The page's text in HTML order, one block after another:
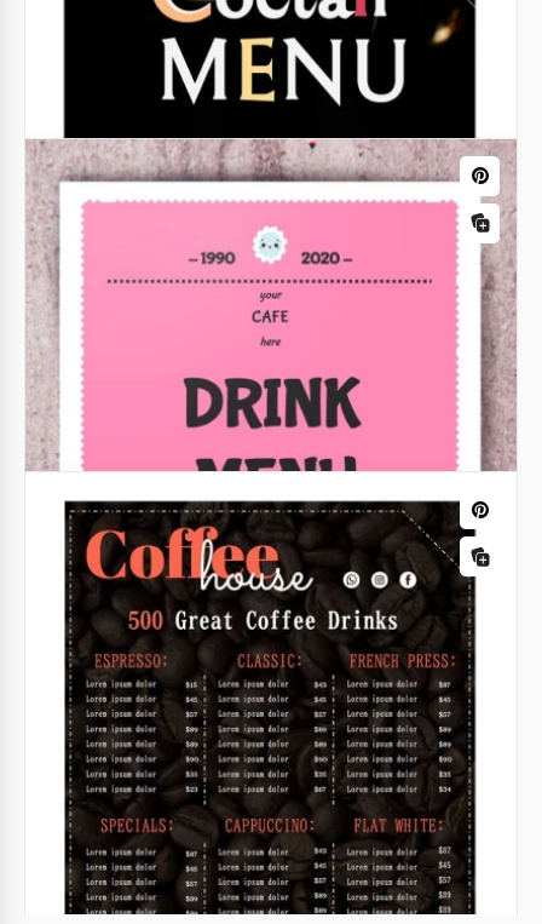
Cocktails Restaurantspeisekarte
Unsere Cocktailspeisekarte lässt Ihren Barkeeper die
Freizeit vergessen. Es hat ein fantastisches Design
in dunklen Farben.
Google Slides
Grünes Kaffeegeschäfts-Menü
Möchten Sie ein stilvolles und modernes Design für
ein neues Menü in Ihrem Café erstellen?
Google Slides